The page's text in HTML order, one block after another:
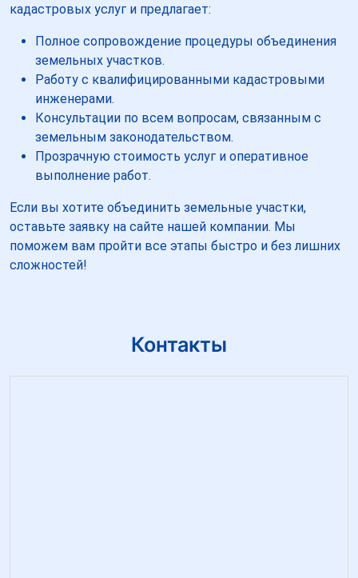
кадастровых услуг и предлагает:
Полное сопровождение процедуры объединения
земельных участков.
Работу с квалифицированными кадастровыми
инженерами.
Консультации по всем вопросам, связанным с
земельным законодательством.
Прозрачную стоимость услуг и оперативное
выполнение работ.
Если вы хотите объединить земельные участки,
оставьте заявку на сайте нашей компании. Мы
поможем вам пройти все этапы быстро и без лишних
сложностей!
Контакты